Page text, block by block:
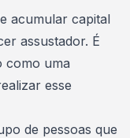
acumular capital
assustador. É
como uma
esse
de pessoas que